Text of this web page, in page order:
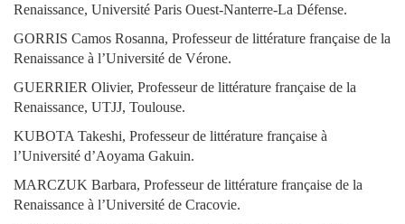
Renaissance, Université Paris Ouest-Nanterre-La Défense.
GORRIS Camos Rosanna, Professeur de littérature française de la
Renaissance à l’Université de Vérone.
GUERRIER Olivier, Professeur de littérature française de la
Renaissance, UTJJ, Toulouse.
KUBOTA Takeshi, Professeur de littérature française à
l’Université d’Aoyama Gakuin.
MARCZUK Barbara, Professeur de littérature française de la
Renaissance à l’Université de Cracovie.